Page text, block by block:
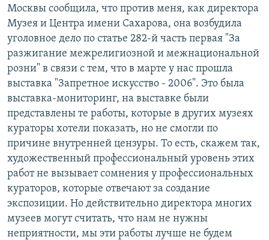
Москвы сообщила, что против меня, как директора
Музея и Центра имени Сахарова, она возбудила
уголовное дело по статье 282-й часть первая "За
разжигание межрелигиозной и межнациональной
розни" в связи с тем, что в марте у нас прошла
выставка "Запретное искусство - 2006". Это была
выставка-мониторинг, на выставке были
представлены те работы, которые в других музеях
кураторы хотели показать, но не смогли по
причине внутренней цензуры. То есть, скажем так,
художественный профессиональный уровень этих
работ не вызывает сомнения у профессиональных
кураторов, которые отвечают за создание
экспозиции. Но действительно директора многих
музеев могут считать, что нам не нужны
неприятности, мы эти работы лучше не будем